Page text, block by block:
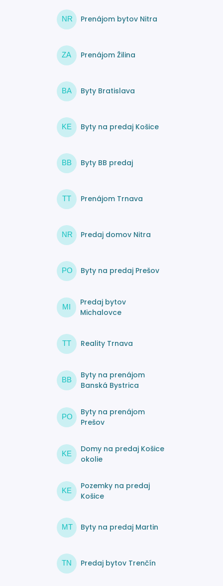
NR Prenájom bytov Nitra
ZA Prenájom Žilina
BA Byty Bratislava
KE Byty na predaj Košice
BB Byty BB predaj
TT Prenájom Trnava
NR Predaj domov Nitra
PO Byty na predaj Prešov
MI
Predaj bytov
Michalovce
TT Reality Trnava
BB
Byty na prenájom
Banská Bystrica
PO
Byty na prenájom
Prešov
KE
Domy na predaj Košice
okolie
KE
Pozemky na predaj
Košice
MT Byty na predaj Martin
TN Predaj bytov Trenčín